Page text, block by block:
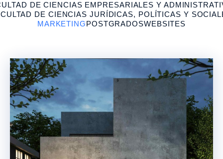
DE CIENCIAS EMPRESARIALES Y
DE CIENCIAS JURÍDICAS, POLÍTICAS Y
MARKETINGPOSTGRADOSWEBSITES